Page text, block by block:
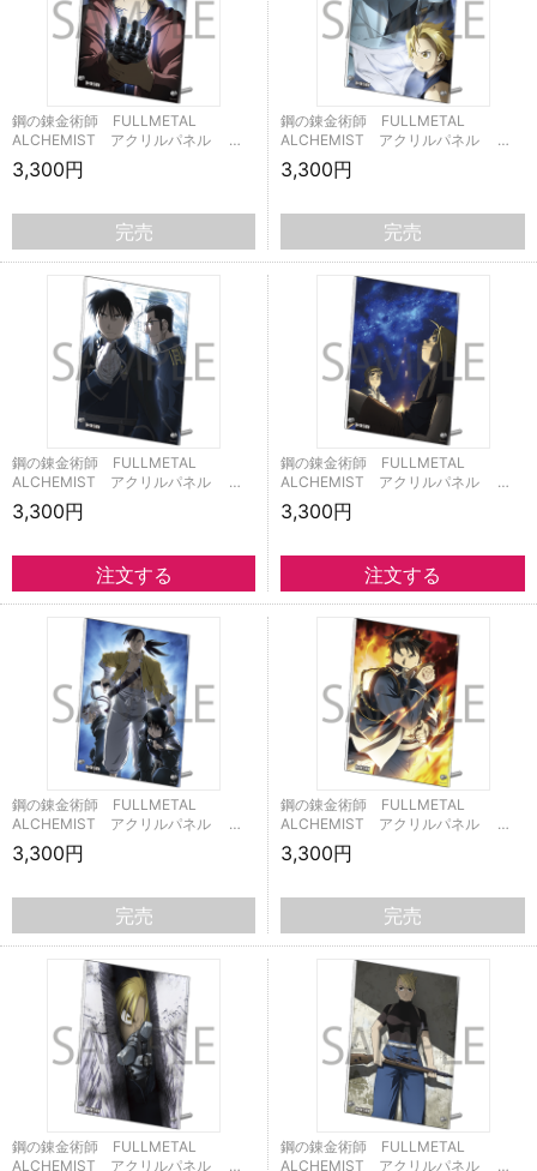
鋼の錬金術師 FULLMETAL
ALCHEMIST アクリルパネル …
3,300円
完売
鋼の錬金術師 FULLMETAL
ALCHEMIST アクリルパネル …
3,300円
完売
鋼の錬金術師 FULLMETAL
ALCHEMIST アクリルパネル …
3,300円
鋼の錬金術師 FULLMETAL
ALCHEMIST アクリルパネル …
3,300円
鋼の錬金術師 FULLMETAL
ALCHEMIST アクリルパネル …
3,300円
完売
鋼の錬金術師 FULLMETAL
ALCHEMIST アクリルパネル …
3,300円
完売
鋼の錬金術師 FULLMETAL
ALCHEMIST アクリルパネル …
鋼の錬金術師 FULLMETAL
ALCHEMIST アクリルパネル …